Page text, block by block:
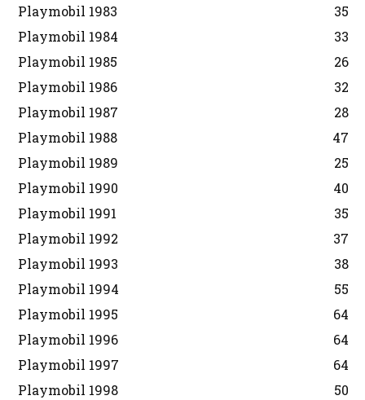
Playmobil 1983
35
Playmobil 1984
33
Playmobil 1985
26
Playmobil 1986
32
Playmobil 1987
28
Playmobil 1988
47
Playmobil 1989
25
Playmobil 1990
40
Playmobil 1991
35
Playmobil 1992
37
Playmobil 1993
38
Playmobil 1994
55
Playmobil 1995
64
Playmobil 1996
64
Playmobil 1997
64
Playmobil 1998
50